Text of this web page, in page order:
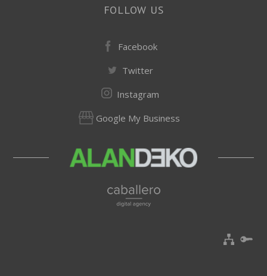
FOLLOW US
Facebook
Twitter
Instagram
Google My Business